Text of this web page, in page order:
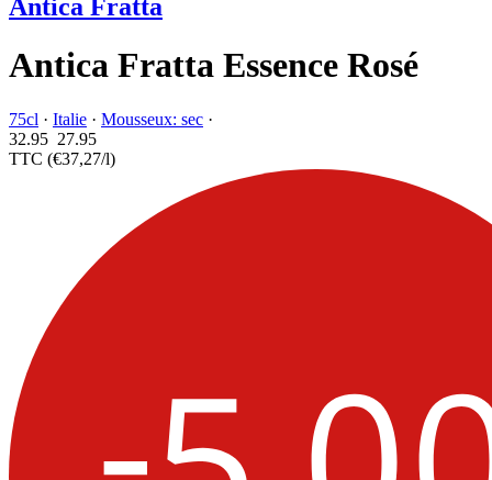
Antica Fratta
Antica Fratta Essence Rosé
75cl · Italie · Mousseux: sec ·
32.95 27.95
TTC (€37,27/l)